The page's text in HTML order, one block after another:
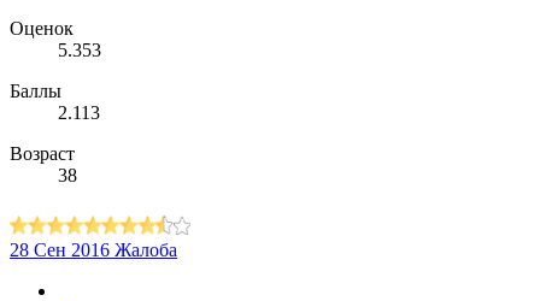
Оценок
5.353
Баллы
2.113
Возраст
38
28 Сен 2016 Жалоба